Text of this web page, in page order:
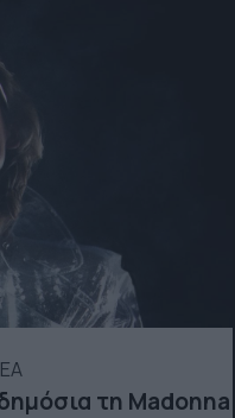
τη Madonna